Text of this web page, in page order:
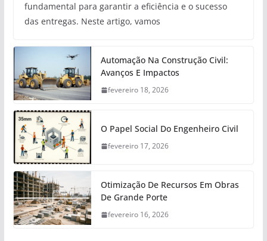
fundamental para garantir a eficiência e o sucesso
das entregas. Neste artigo, vamos
Automação Na Construção Civil:
Avanços E Impactos
fevereiro 18, 2026
O Papel Social Do Engenheiro Civil
fevereiro 17, 2026
Otimização De Recursos Em Obras
De Grande Porte
fevereiro 16, 2026